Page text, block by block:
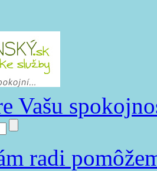
Vašu
radi